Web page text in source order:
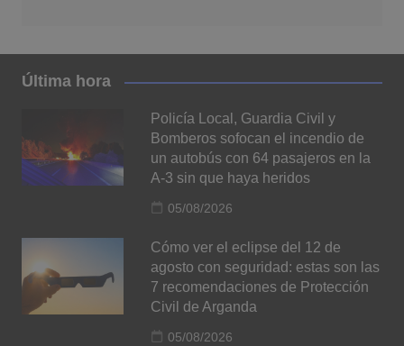
Última hora
Policía Local, Guardia Civil y
Bomberos sofocan el incendio de
un autobús con 64 pasajeros en la
A-3 sin que haya heridos
05/08/2026
Cómo ver el eclipse del 12 de
agosto con seguridad: estas son las
7 recomendaciones de Protección
Civil de Arganda
05/08/2026